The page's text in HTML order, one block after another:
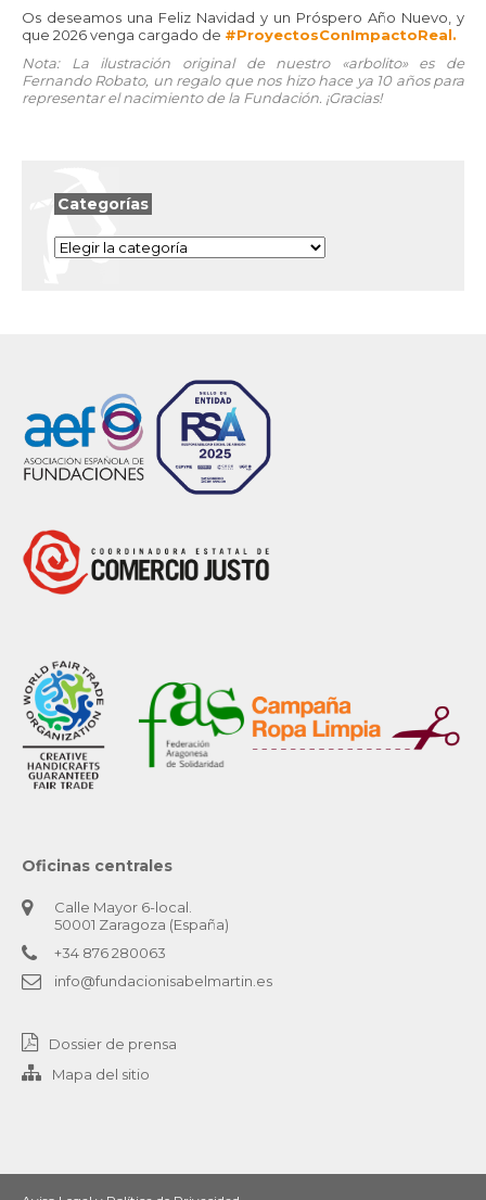
Os deseamos una Feliz Navidad y un Próspero Año Nuevo, y
que 2026 venga cargado de #ProyectosConImpactoReal.
Nota:
La ilustración original de nuestro «arbolito» es de
Fernando Robato, un regalo que nos hizo hace ya 10 años para
representar el nacimiento de la Fundación. ¡Gracias!
Categorías
Categorías
Oficinas centrales
Calle Mayor 6-local.
50001 Zaragoza (España)
+34 876 280063
info@fundacionisabelmartin.es
Dossier de prensa
Mapa del sitio